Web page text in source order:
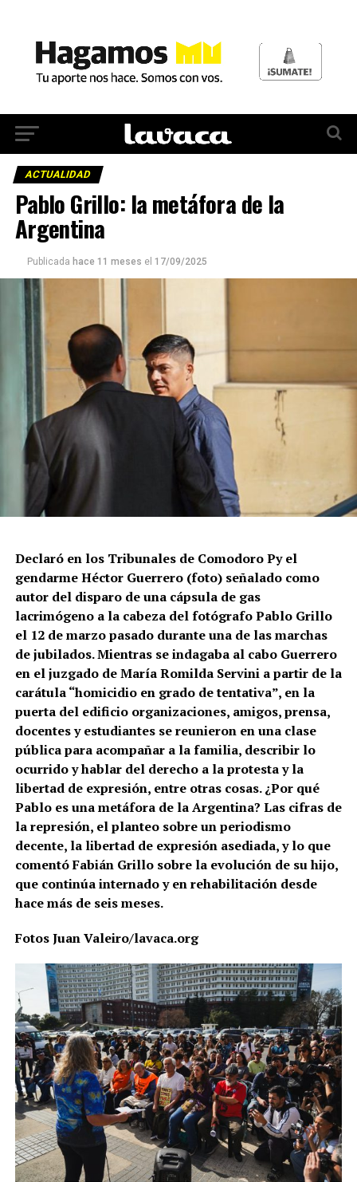
ACTUALIDAD
Pablo Grillo: la metáfora de la
Argentina
Publicada hace 11 meses el 17/09/2025
Declaró en los Tribunales de Comodoro Py el
gendarme Héctor Guerrero (foto) señalado como
autor del disparo de una cápsula de gas
lacrimógeno a la cabeza del fotógrafo Pablo Grillo
el 12 de marzo pasado durante una de las marchas
de jubilados. Mientras se indagaba al cabo Guerrero
en el juzgado de María Romilda Servini a partir de la
carátula “homicidio en grado de tentativa”, en la
puerta del edificio organizaciones, amigos, prensa,
docentes y estudiantes se reunieron en una clase
pública para acompañar a la familia, describir lo
ocurrido y hablar del derecho a la protesta y la
libertad de expresión, entre otras cosas. ¿Por qué
Pablo es una metáfora de la Argentina? Las cifras de
la represión, el planteo sobre un periodismo
decente, la libertad de expresión asediada, y lo que
comentó Fabián Grillo sobre la evolución de su hijo,
que continúa internado y en rehabilitación desde
hace más de seis meses.
Fotos Juan Valeiro/lavaca.org